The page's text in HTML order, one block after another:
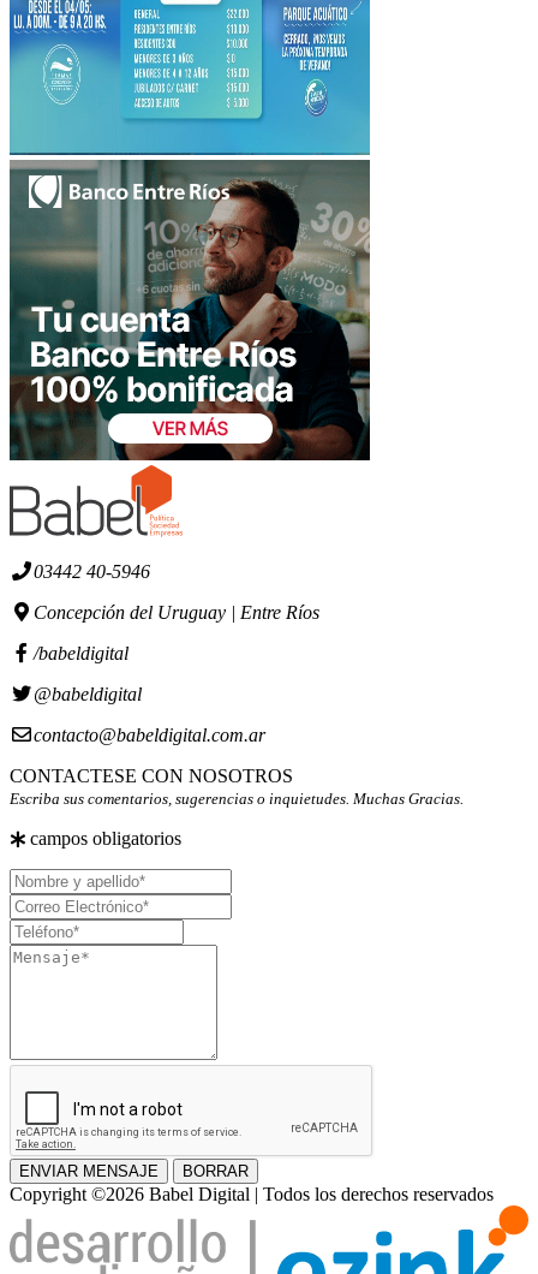
03442 40-5946
Concepción del Uruguay | Entre Ríos
/babeldigital
@babeldigital
contacto@babeldigital.com.ar
CONTACTESE CON NOSOTROS
Escriba sus comentarios, sugerencias o inquietudes. Muchas Gracias.
campos obligatorios
Nombre
y
apellido
Correo
Electrónico
Teléfono
Mensaje
ENVIAR MENSAJE BORRAR
Copyright ©2026 Babel Digital | Todos los derechos reservados